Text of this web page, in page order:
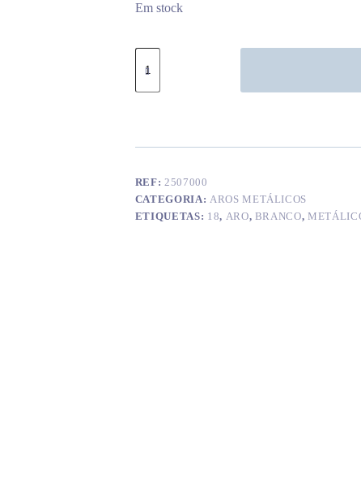
Em stock
Quantidade
de
metálico
REF:2507000
CATEGORIA: AROS METÁLICOS
ETIQUETAS: 18, ARO, BRANCO,